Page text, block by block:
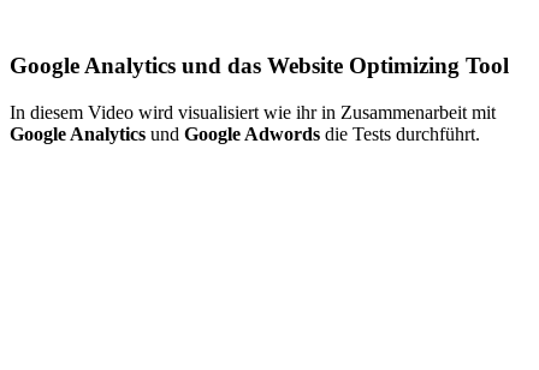
Google Analytics und das Website Optimizing Tool
In diesem Video wird visualisiert wie ihr in Zusammenarbeit mit
Google Analytics und Google Adwords die Tests durchführt.